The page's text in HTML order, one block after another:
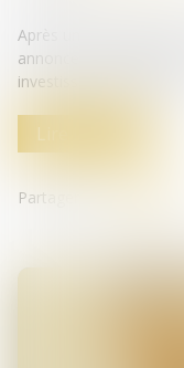
Après une première
annonce avoir bouclé
investisseurs
Lire la suite
Partager sur